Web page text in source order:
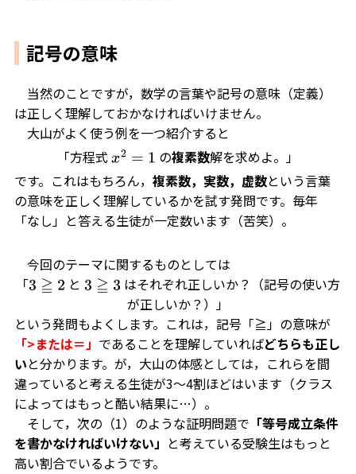
記号の意味
当然のことですが，数学の言葉や記号の意味（定義）
は正しく理解しておかなければいけません。
大山がよく使う例を一つ紹介すると
「方程式x2=1 の複素数解を求めよ。」
です。これはもちろん， 複素数，実数，虚数という言葉
の意味を正しく理解しているかを試す発問です。毎年
「なし」と答える生徒が一定数います（苦笑）。
今回のテーマに関するものとしては
「3 ≧2 と 3 ≧3
はそれぞれ正しいか？（記号の使い方
が正しいか？）」
という発問もよくします。これは，記号「≧」の意味が
「>または＝」 であることを理解していればどちらも正し
いと分かります。が，大山の体感としては，これらを間
違っていると考える生徒が3～4割ほどはいます（クラス
によってはもっと酷い結果に…）。
そして，次の（1）のような証明問題で 「等号成立条件
を書かなければいけない」 と考えている受験生はもっと
高い割合でいるようです。